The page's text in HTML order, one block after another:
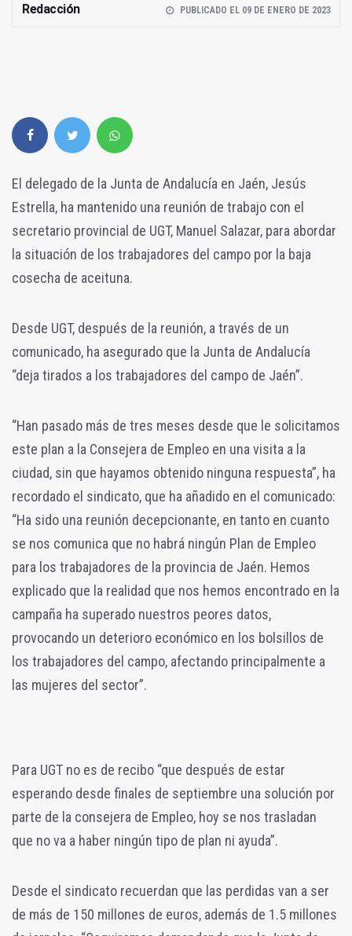
Redacción PUBLICADO EL 09 DE ENERO DE 2023
El delegado de la Junta de Andalucía en Jaén, Jesús
Estrella, ha mantenido una reunión de trabajo con el
secretario provincial de UGT, Manuel Salazar, para abordar
la situación de los trabajadores del campo por la baja
cosecha de aceituna.
Desde UGT, después de la reunión, a través de un
comunicado, ha asegurado que la Junta de Andalucía
“deja tirados a los trabajadores del campo de Jaén”.
“Han pasado más de tres meses desde que le solicitamos
este plan a la Consejera de Empleo en una visita a la
ciudad, sin que hayamos obtenido ninguna respuesta”, ha
recordado el sindicato, que ha añadido en el comunicado:
“Ha sido una reunión decepcionante, en tanto en cuanto
se nos comunica que no habrá ningún Plan de Empleo
para los trabajadores de la provincia de Jaén. Hemos
explicado que la realidad que nos hemos encontrado en la
campaña ha superado nuestros peores datos,
provocando un deterioro económico en los bolsillos de
los trabajadores del campo, afectando principalmente a
las mujeres del sector”.
Para UGT no es de recibo “que después de estar
esperando desde finales de septiembre una solución por
parte de la consejera de Empleo, hoy se nos trasladan
que no va a haber ningún tipo de plan ni ayuda”.
Desde el sindicato recuerdan que las perdidas van a ser
de más de 150 millones de euros, además de 1.5 millones